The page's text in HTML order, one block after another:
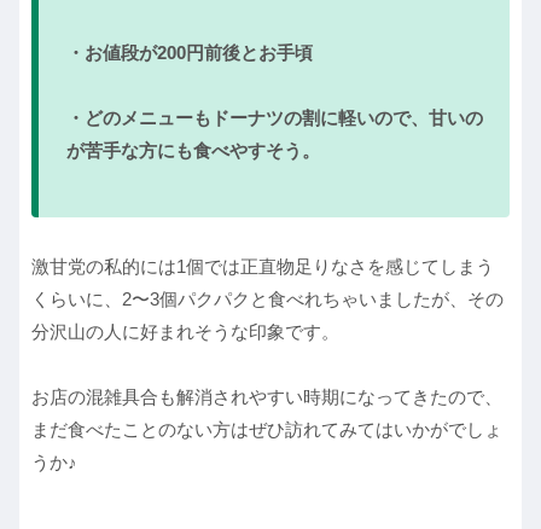
・お値段が200円前後とお手頃
・どのメニューもドーナツの割に軽いので、甘いの
が苦手な方にも食べやすそう。
激甘党の私的には1個では正直物足りなさを感じてしまう
くらいに、2〜3個パクパクと食べれちゃいましたが、その
分沢山の人に好まれそうな印象です。
お店の混雑具合も解消されやすい時期になってきたので、
まだ食べたことのない方はぜひ訪れてみてはいかがでしょ
うか♪